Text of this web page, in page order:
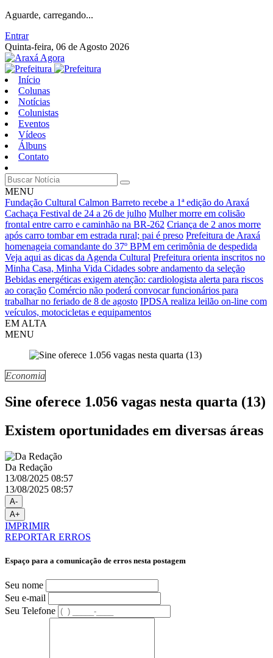
Aguarde, carregando...
Entrar
Quinta-feira, 06 de Agosto 2026
Início
Colunas
Notícias
Colunistas
Eventos
Vídeos
Álbuns
Contato
MENU
Fundação Cultural Calmon Barreto recebe a 1ª edição do Araxá
Cachaça Festival de 24 a 26 de julho Mulher morre em colisão
frontal entre carro e caminhão na BR-262 Criança de 2 anos morre
após carro tombar em estrada rural; pai é preso Prefeitura de Araxá
homenageia comandante do 37º BPM em cerimônia de despedida
Veja aqui as dicas da Agenda Cultural Prefeitura orienta inscritos no
Minha Casa, Minha Vida Cidades sobre andamento da seleção
Bebidas energéticas exigem atenção: cardiologista alerta para riscos
ao coração Comércio não poderá convocar funcionários para
trabalhar no feriado de 8 de agosto IPDSA realiza leilão on-line com
veículos, motocicletas e equipamentos
EM ALTA
MENU
Economia
Sine oferece 1.056 vagas nesta quarta (13)
Existem oportunidades em diversas áreas
Da Redação
13/08/2025 08:57
13/08/2025 08:57
A-
A+
IMPRIMIR
REPORTAR ERROS
Espaço para a comunicação de erros nesta postagem
Seu nome
Seu e-mail
Seu Telefone